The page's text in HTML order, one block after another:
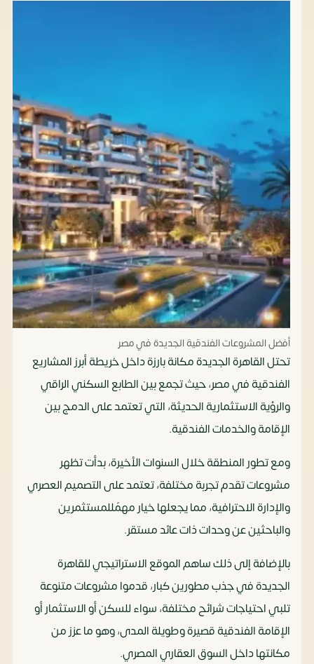
أفضل المشروعات الفندقية الجديدة في مصر
تحتل القاهرة الجديدة مكانة بارزة داخل خريطة أبرز المشاريع
الفندقية في مصر، حيث تجمع بين الطابع السكني الراقي
والرؤية الاستثمارية الحديثة، التي تعتمد على الدمج بين
الإقامة والخدمات الفندقية.
ومع تطور المنطقة خلال السنوات الأخيرة، بدأت تظهر
مشروعات تقدم تجربة مختلفة، تعتمد على التصميم العصري
والإدارة الاحترافية، مما يجعلها خيار مهمًللمستثمرين
والباحثين عن وحدات ذات عائد مستقر.
بالإضافة إلى ذلك ساهم الموقع الاستراتيجي للقاهرة
الجديدة في جذب مطورين كبار، قدموا مشروعات متنوعة
تلبي احتياجات شرائح مختلفة، سواء للسكن أو الاستثمار أو
الإقامة الفندقية قصيرة وطويلة المدى، وهو ما عزز من
مكانتها داخل السوق العقاري المصري.